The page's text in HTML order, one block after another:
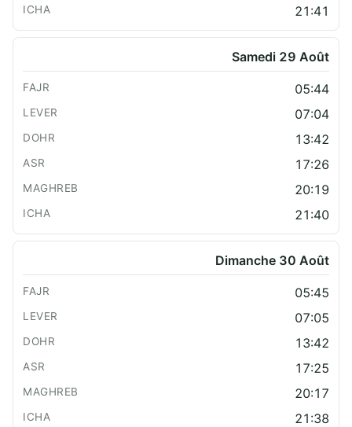
21:41
Samedi 29 Août
05:44
07:04
13:42
17:26
20:19
21:40
Dimanche 30 Août
05:45
07:05
13:42
17:25
20:17
21:38